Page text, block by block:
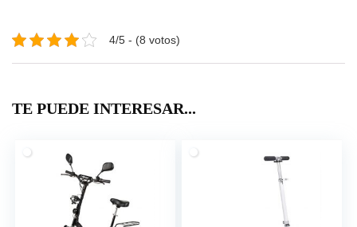
4/5 - (8 votos)
TE PUEDE INTERESAR...